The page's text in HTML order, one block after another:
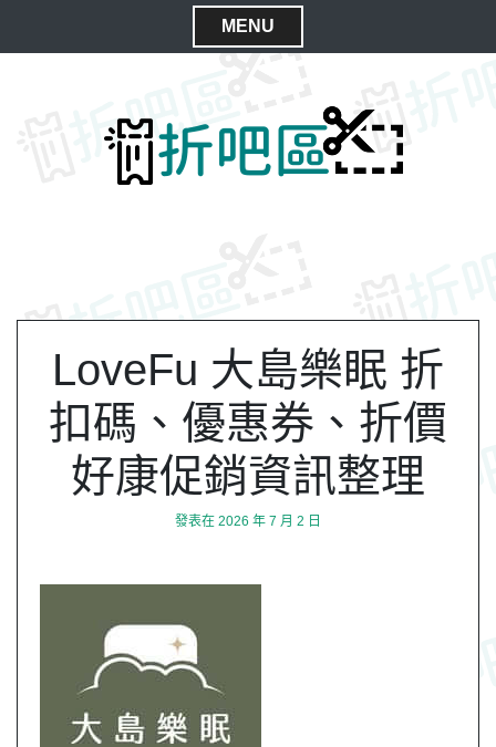
MENU
C
LoveFu 大島樂眠 折
扣碼、優惠券、折價
好康促銷資訊整理
發表在 2026 年 7 月 2 日